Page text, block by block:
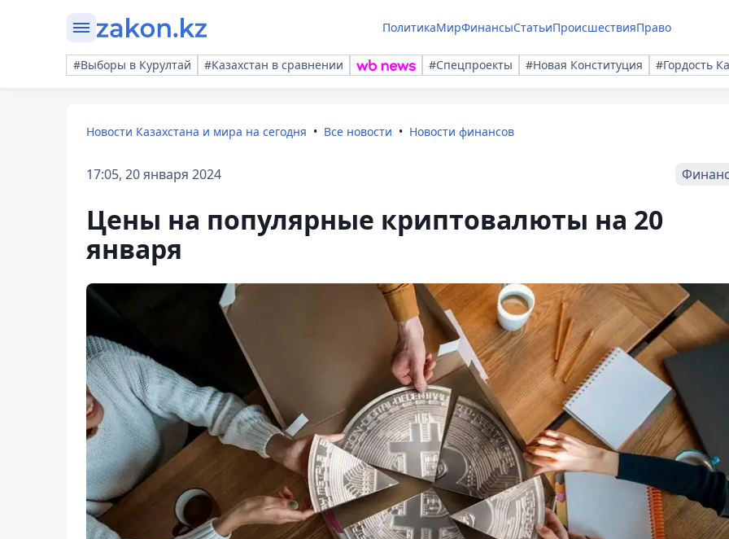
ПолитикаМирФинансыСтатьиПроисшествияПраво
#Выборы в Курултай #Казахстан в сравнении #Спецпроекты #Новая Конституция #Гордость
Новости Казахстана и мира на сегодня Все новости Новости финансов
17:05, 20 января 2024
Цены на популярные криптовалюты на 20
января